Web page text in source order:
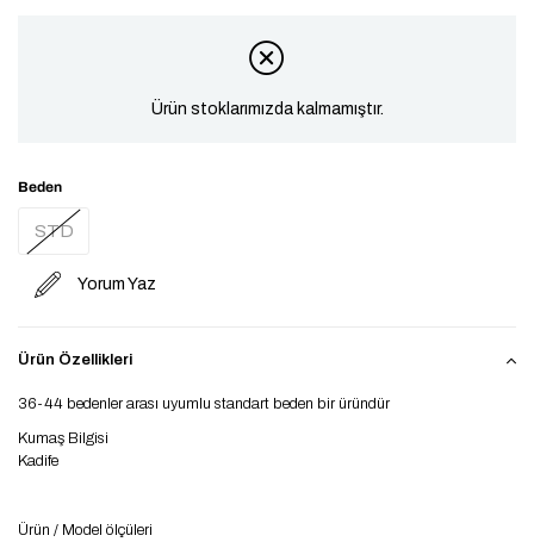
Ürün stoklarımızda kalmamıştır.
Beden
STD
Yorum Yaz
Ürün Özellikleri
36-44 bedenler arası uyumlu standart beden bir üründür
Kumaş Bilgisi
Kadife
Ürün / Model ölçüleri